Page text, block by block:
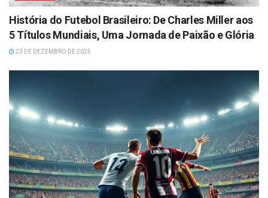
História do Futebol Brasileiro: De Charles Miller aos
5 Títulos Mundiais, Uma Jornada de Paixão e Glória
23 DE DEZEMBRO DE 2025